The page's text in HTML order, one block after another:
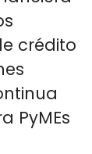
crédito
PyMEs